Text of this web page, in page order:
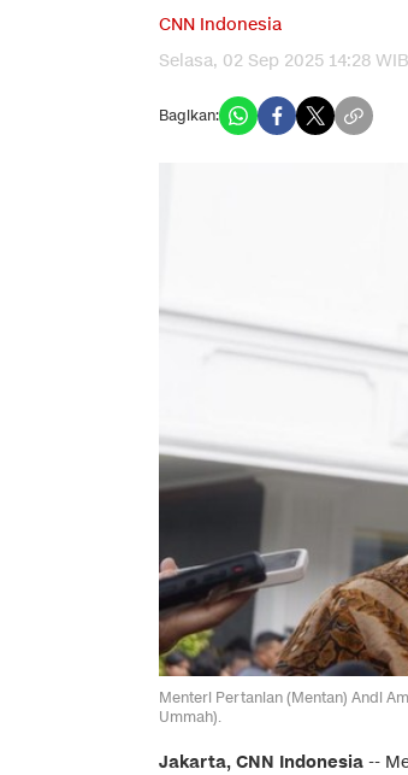
CNN Indonesia
Selasa, 02 Sep 2025 14:28 WIB
Bagikan:
Menteri Pertanian (Mentan) Andi
Ummah).
Jakarta, CNN Indonesia --